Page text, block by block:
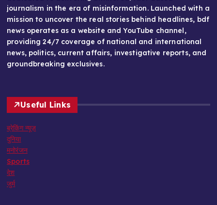
journalism in the era of misinformation. Launched with a
mission to uncover the real stories behind headlines, bdf
news operates as a website and YouTube channel,
providing 24/7 coverage of national and international
news, politics, current affairs, investigative reports, and
groundbreaking exclusives.
Useful Links
ब्रेकिंग न्यूज़
दुनिया
मनोरंजन
Sports
देश
जुर्म